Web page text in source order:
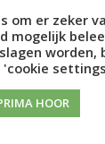
om er zeker
mogelijk
worden,
'cookie
HOOR